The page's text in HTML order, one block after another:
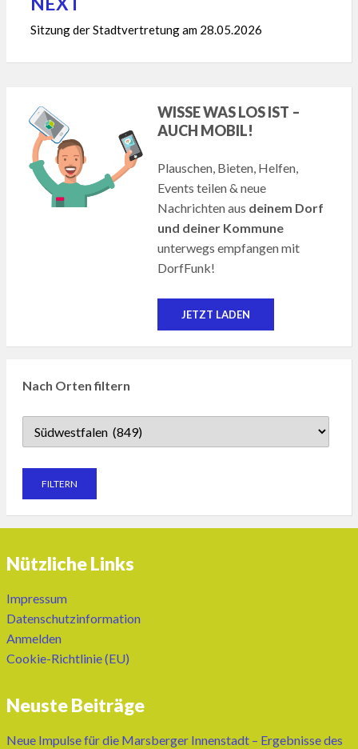
Sitzung der Stadtvertretung am 28.05.2026
WISSE WAS LOS IST –
AUCH MOBIL!
Plauschen, Bieten, Helfen,
Events teilen & neue
Nachrichten aus deinem Dorf
und deiner Kommune
unterwegs empfangen mit
DorfFunk!
JETZT LADEN
Nach Orten filtern
Nützliche Links
Impressum
Datenschutzinformation
Anmelden
Cookie-Richtlinie (EU)
Neuste Beiträge
Neue Impulse für die Marsberger Innenstadt – Ergebnisse des